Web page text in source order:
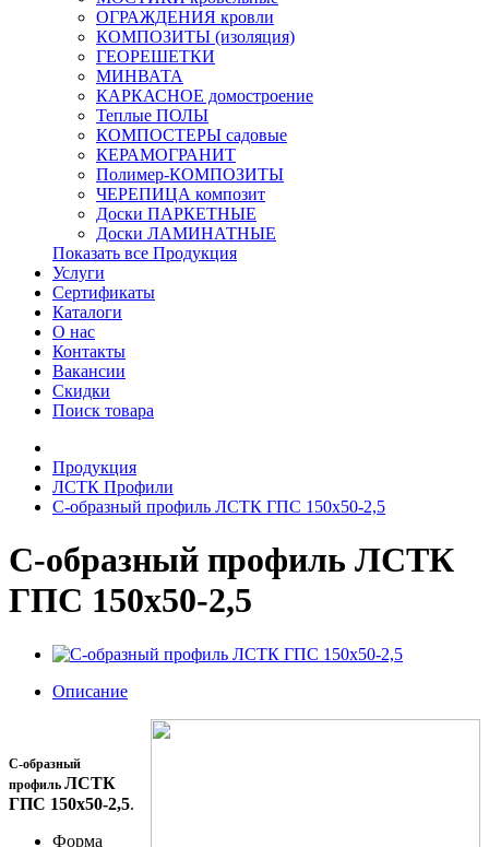
ОГРАЖДЕНИЯ кровли
КОМПОЗИТЫ (изоляция)
ГЕОРЕШЕТКИ
МИНВАТА
КАРКАСНОЕ домостроение
Теплые ПОЛЫ
КОМПОСТЕРЫ садовые
КЕРАМОГРАНИТ
Полимер-КОМПОЗИТЫ
ЧЕРЕПИЦА композит
Доски ПАРКЕТНЫЕ
Доски ЛАМИНАТНЫЕ
Показать все Продукция
Услуги
Сертификаты
Каталоги
О нас
Контакты
Вакансии
Скидки
Поиск товара
Продукция
ЛСТК Профили
С-образный профиль ЛСТК ГПС 150x50-2,5
С-образный профиль ЛСТК
ГПС 150x50-2,5
Описание
С-образный
профиль ЛСТК
ГПС 150x50-2,5.
Форма